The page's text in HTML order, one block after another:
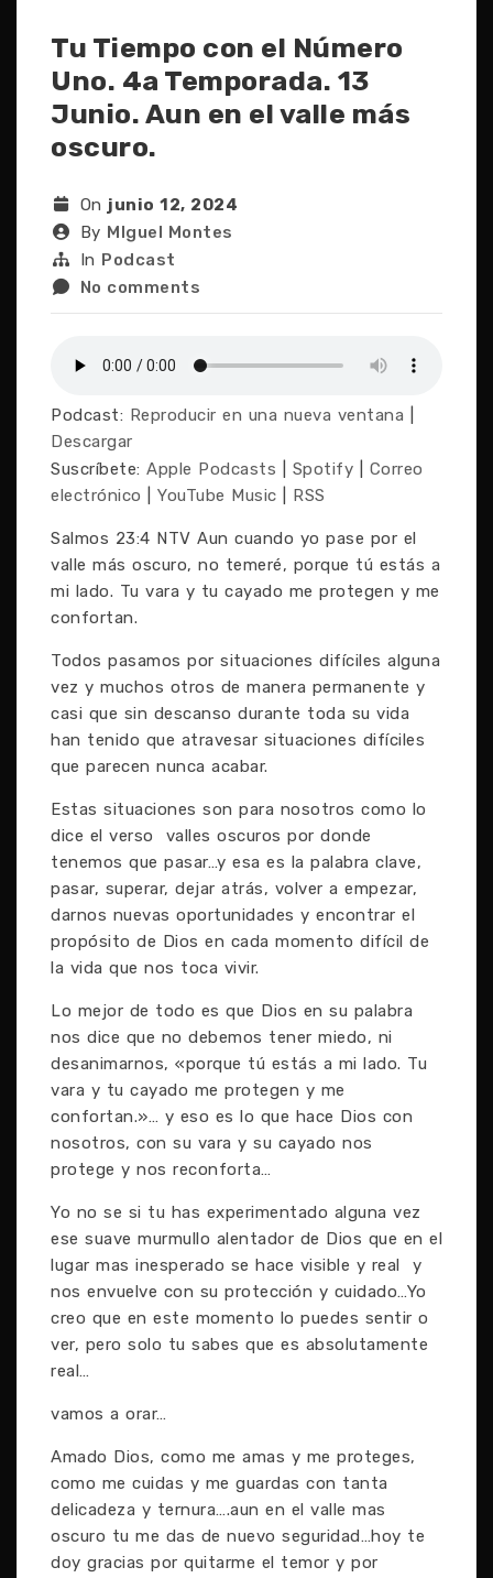
Tu Tiempo con el Número
Uno. 4a Temporada. 13
Junio. Aun en el valle más
oscuro.
On junio 12, 2024
By MIguel Montes
In Podcast
No comments
Podcast: Reproducir en una nueva ventana
Descargar
Suscríbete: Apple Podcasts Spotify
Correo
electrónico
YouTube Music RSS
Salmos 23:4 NTV Aun cuando yo pase por el
valle más oscuro, no temeré, porque tú estás a
mi lado. Tu vara y tu cayado me protegen y me
confortan.
Todos pasamos por situaciones difíciles alguna
vez y muchos otros de manera permanente y
casi que sin descanso durante toda su vida
han tenido que atravesar situaciones difíciles
que parecen nunca acabar.
Estas situaciones son para nosotros como lo
dice el verso valles oscuros por donde
tenemos que pasar…y esa es la palabra clave,
pasar, superar, dejar atrás, volver a empezar,
darnos nuevas oportunidades y encontrar el
propósito de Dios en cada momento difícil de
la vida que nos toca vivir.
Lo mejor de todo es que Dios en su palabra
nos dice que no debemos tener miedo, ni
desanimarnos, «porque tú estás a mi lado. Tu
vara y tu cayado me protegen y me
confortan.»… y eso es lo que hace Dios con
nosotros, con su vara y su cayado nos
protege y nos reconforta…
Yo no se si tu has experimentado alguna vez
ese suave murmullo alentador de Dios que en el
lugar mas inesperado se hace visible y real y
nos envuelve con su protección y cuidado…Yo
creo que en este momento lo puedes sentir o
ver, pero solo tu sabes que es absolutamente
real…
vamos a orar…
Amado Dios, como me amas y me proteges,
como me cuidas y me guardas con tanta
delicadeza y ternura….aun en el valle mas
oscuro tu me das de nuevo seguridad…hoy te
doy gracias por quitarme el temor y por